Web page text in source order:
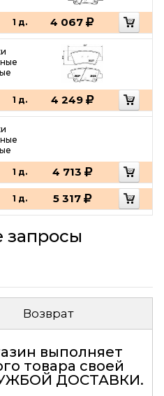
1 д. 4 067
1 д. 4 249
1 д. 4 713
1 д. 5 317
Возврат
выполняет
товара своей
ДОСТАВКИ.